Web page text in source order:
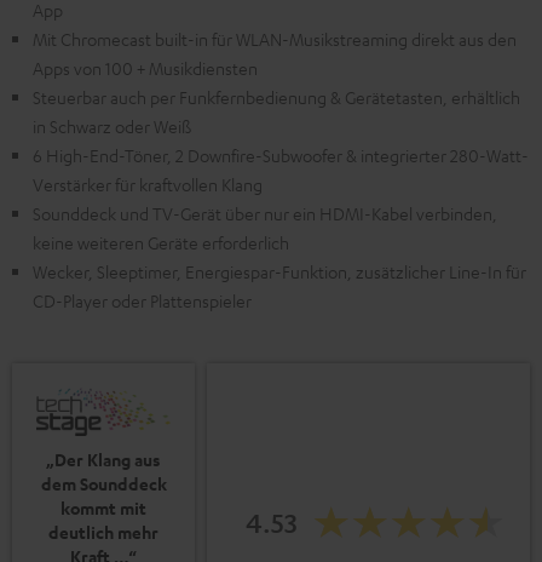
App
Mit Chromecast built-in für WLAN-Musikstreaming direkt aus den
Apps von 100 + Musikdiensten
Steuerbar auch per Funkfernbedienung & Gerätetasten, erhältlich
in Schwarz oder Weiß
6 High-End-Töner, 2 Downfire-Subwoofer & integrierter 280-Watt-
Verstärker für kraftvollen Klang
Sounddeck und TV-Gerät über nur ein HDMI-Kabel verbinden,
keine weiteren Geräte erforderlich
Wecker, Sleeptimer, Energiespar-Funktion, zusätzlicher Line-In für
CD-Player oder Plattenspieler
„Der Klang aus
dem Sounddeck
kommt mit
deutlich mehr
Kraft …“
4.53